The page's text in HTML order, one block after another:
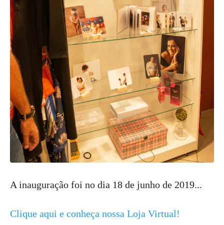
A inauguração foi no dia 18 de junho de 2019...
Clique aqui e conheça nossa Loja Virtual!